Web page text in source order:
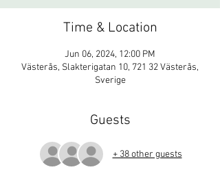
Time & Location
Jun 06, 2024, 12:00 PM
Västerås, Slakterigatan 10, 721 32 Västerås,
Sverige
Guests
+ 38 other guests